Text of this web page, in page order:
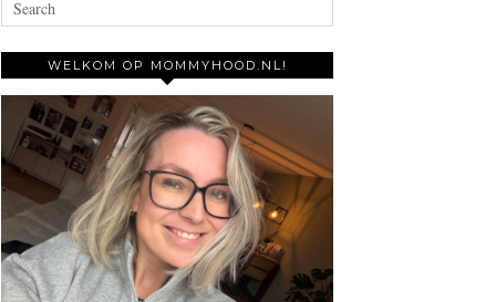
WELKOM OP MOMMYHOOD.NL!